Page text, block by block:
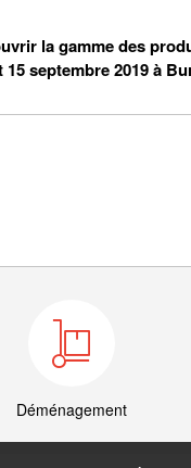
la gamme des
septembre 2019 à
Déménagement